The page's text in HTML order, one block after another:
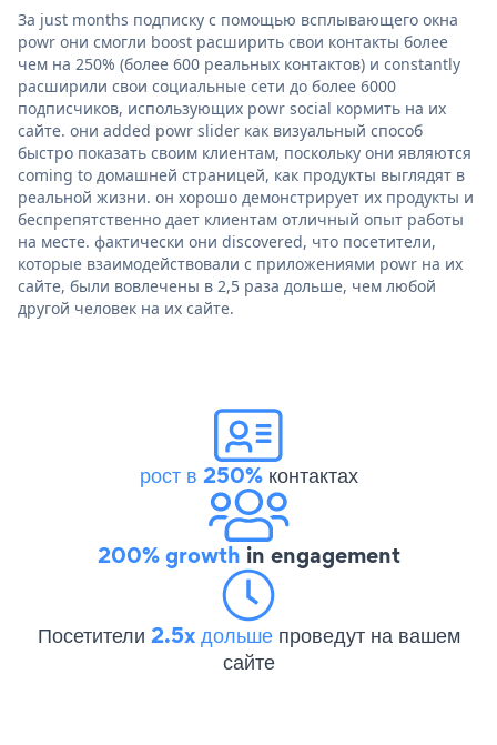
За just months подписку с помощью всплывающего окна
powr они смогли boost расширить свои контакты более
чем на 250% (более 600 реальных контактов) и constantly
расширили свои социальные сети до более 6000
подписчиков, использующих powr social кормить на их
сайте. они added powr slider как визуальный способ
быстро показать своим клиентам, поскольку они являются
coming to домашней страницей, как продукты выглядят в
реальной жизни. он хорошо демонстрирует их продукты и
беспрепятственно дает клиентам отличный опыт работы
на месте. фактически они discovered, что посетители,
которые взаимодействовали с приложениями powr на их
сайте, были вовлечены в 2,5 раза дольше, чем любой
другой человек на их сайте.
рост в 250%контактах
200% growth in engagement
Посетители 2.5x дольше проведут на вашем
сайте